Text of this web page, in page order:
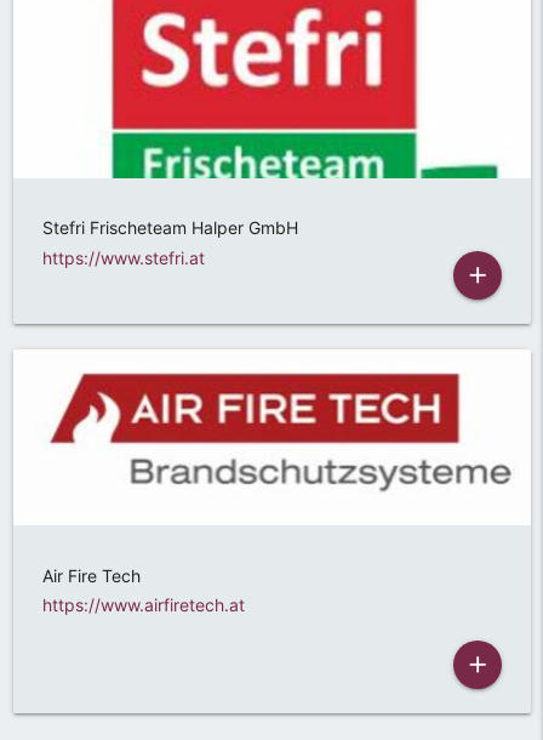
Stefri Frischeteam Halper GmbH
https://www.stefri.at
add
Air Fire Tech
https://www.airfiretech.at
add